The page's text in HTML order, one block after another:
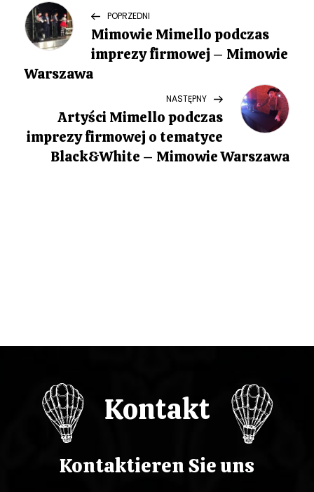
N
a
w
g
i
Previous
Post
POPRZEDNI
Mimowie Mimello podczas
imprezy firmowej – Mimowie
Warszawa
Post
NASTĘPNY
Artyści Mimello podczas
imprezy firmowej o tematyce
Black&White – Mimowie Warszawa
Kontakt
Kontaktieren Sie uns